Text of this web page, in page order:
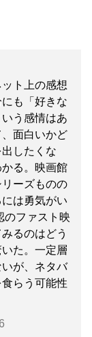
ト上の感想
も「好きな
う感情はあ
面白いかど
したくな
る。映画館
ーズものの
は勇気がい
のファスト映
るのはどう
た。一定層
が、ネタバ
らう可能性